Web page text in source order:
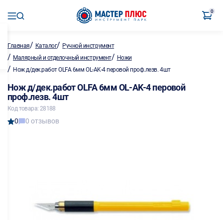
0
Главная/ Каталог/ Ручной инструмент
/ Малярный и отделочный инструмент/ Ножи
/ Нож д/дек.работ OLFA 6мм OL-AK-4 перовой проф.лезв. 4шт
Нож д/дек.работ OLFA 6мм OL-AK-4 перовой
проф.лезв. 4шт
Код товара: 28188
0 0 отзывов